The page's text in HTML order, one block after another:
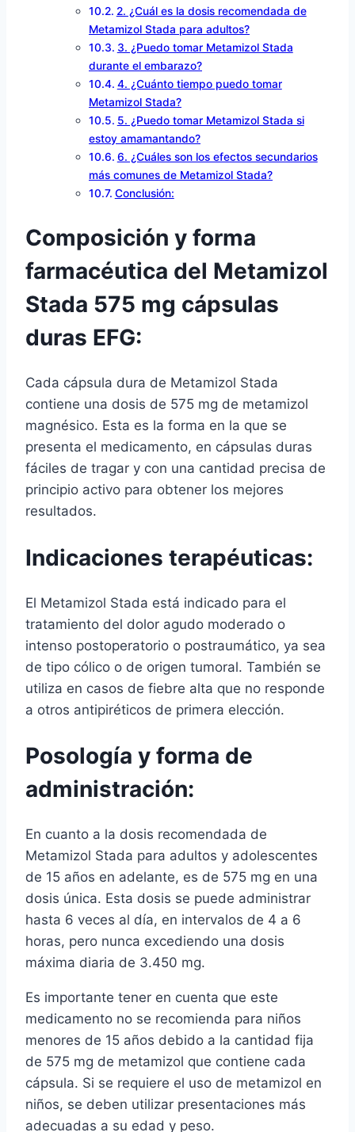
2. ¿Cuál es la dosis recomendada de
Metamizol Stada para adultos?
3. ¿Puedo tomar Metamizol Stada
durante el embarazo?
4. ¿Cuánto tiempo puedo tomar
Metamizol Stada?
5. ¿Puedo tomar Metamizol Stada si
estoy amamantando?
6. ¿Cuáles son los efectos secundarios
más comunes de Metamizol Stada?
Conclusión:
Composición y forma
farmacéutica del Metamizol
Stada 575 mg cápsulas
duras EFG:
Cada cápsula dura de Metamizol Stada
contiene una dosis de 575 mg de metamizol
magnésico. Esta es la forma en la que se
presenta el medicamento, en cápsulas duras
fáciles de tragar y con una cantidad precisa de
principio activo para obtener los mejores
resultados.
Indicaciones terapéuticas:
El Metamizol Stada está indicado para el
tratamiento del dolor agudo moderado o
intenso postoperatorio o postraumático, ya sea
de tipo cólico o de origen tumoral. También se
utiliza en casos de fiebre alta que no responde
a otros antipiréticos de primera elección.
Posología y forma de
administración:
En cuanto a la dosis recomendada de
Metamizol Stada para adultos y adolescentes
de 15 años en adelante, es de 575 mg en una
dosis única. Esta dosis se puede administrar
hasta 6 veces al día, en intervalos de 4 a 6
horas, pero nunca excediendo una dosis
máxima diaria de 3.450 mg.
Es importante tener en cuenta que este
medicamento no se recomienda para niños
menores de 15 años debido a la cantidad fija
de 575 mg de metamizol que contiene cada
cápsula. Si se requiere el uso de metamizol en
niños, se deben utilizar presentaciones más
adecuadas a su edad y peso.